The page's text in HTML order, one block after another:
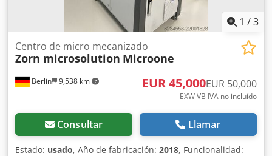
1 /3
Berlin 9,538 km
Centro de micro mecanizado
Zorn microsolution Microone
EUR 45,000EUR 50,000
EXW VB IVA no incluído
Consultar Llamar
Estado: usado, Año de fabricación: 2018, Funcionalidad: